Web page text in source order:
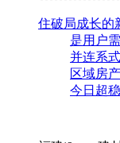
住破局成长的
是用户
并连系
区域房
今日超